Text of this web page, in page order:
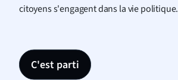
citoyens s'engagent dans la vie politique.
C'est parti